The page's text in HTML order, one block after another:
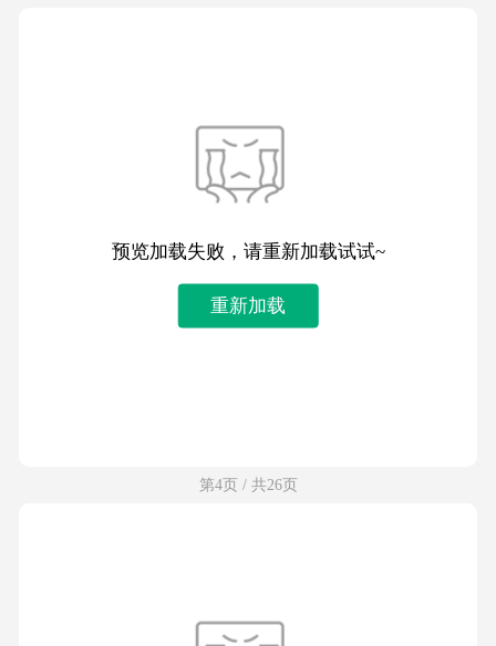
预览加载失败，请重新加载试试~
重新加载
第4页 / 共26页